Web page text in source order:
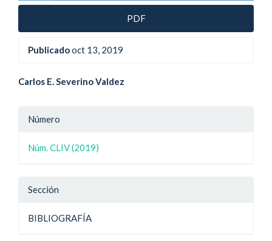
PDF
Publicadooct 13, 2019
Contenido
del
artículo
Carlos E. Severino Valdez
Detalle
artículo
Número
Núm. CLIV (2019)
Sección
BIBLIOGRAFÍA